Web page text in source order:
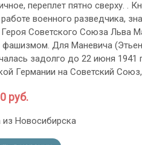
переплет пятно сверху. .
военного разведчика,
Советского Союза Льва
фашизмом. Для Маневича
задолго до 22 июня 1941
Германии на Советский
руб.
из Новосибирска